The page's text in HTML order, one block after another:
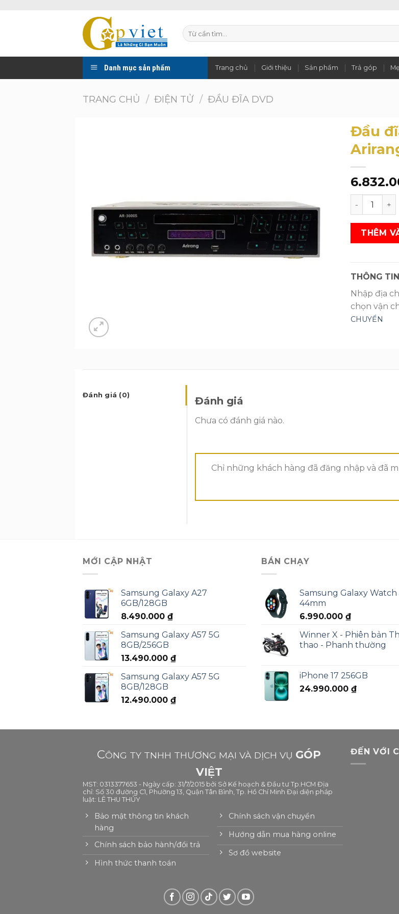
Tìm
kiếm:
Danh mục sản phẩm Trang chủ Giới thiệu Sản phẩm Trả góp
TRANG CHỦ / ĐIỆN TỬ / ĐẦU ĐĨA DVD
Đầu
Đầu đĩa
THÊM
THÔNG
Nhập địa
chọn vận
CHUYỂN
Đánh giá (0) Đánh giá
Chưa có đánh giá nào.
Chỉ những khách hàng đã đăng nhập và đã
MỚI CẬP NHẬT
Samsung Galaxy A27
6GB/128GB
8.490.000 ₫
Samsung Galaxy A57 5G
8GB/256GB
13.490.000 ₫
Samsung Galaxy A57 5G
8GB/128GB
12.490.000 ₫
BÁN CHẠY
Samsung Galaxy Watch
44mm
6.990.000 ₫
Winner X - Phiên bản
thao - Phanh thường
iPhone 17 256GB
24.990.000 ₫
CÔNG TY TNHH THƯƠNG MẠI VÀ DỊCH VỤ GÓP
VIỆT
MST: 0313377653 - Ngày cấp: 31/7/2015 bởi Sở Kế hoạch & Đầu tư Tp.HCM Địa
chỉ: Số 30 đường C1, Phường 13, Quận Tân Bình, Tp. Hồ Chí Minh Đại diện pháp
luật: LÊ THU THỦY
Bảo mật thông tin khách
hàng
Chính sách bảo hành/đổi trả
Hình thức thanh toán
Chính sách vận chuyển
Hướng dẫn mua hàng online
Sơ đồ website
ĐẾN VỚI